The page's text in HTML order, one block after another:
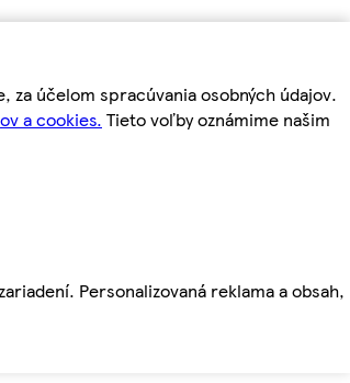
účelom spracúvania osobných údajov.
a cookies. Tieto voľby oznámime našim
Personalizovaná reklama a obsah,